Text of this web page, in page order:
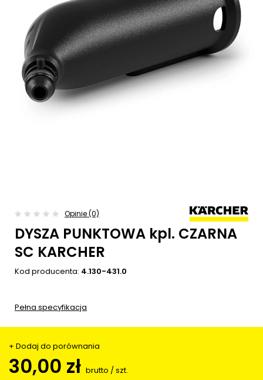
Opinie (0)
DYSZA PUNKTOWA kpl. CZARNA
SC KARCHER
Kod producenta: 4.130-431.0
Pełna specyfikacja
+ Dodaj do porównania
30,00 zł brutto /szt.